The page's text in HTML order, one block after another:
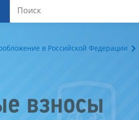
в Российской Федерации
взносы